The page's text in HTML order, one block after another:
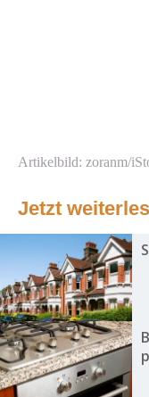
Artikelbild: zoranm/
Jetzt